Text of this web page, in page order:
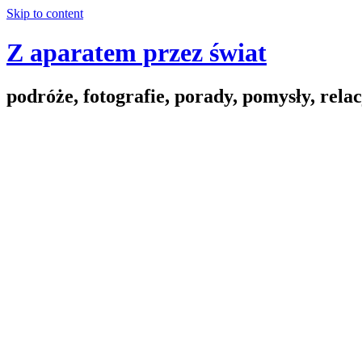
Skip to content
Z aparatem przez świat
podróże, fotografie, porady, pomysły,